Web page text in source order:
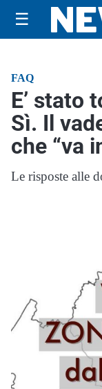
☰
FAQ
E’ stato
Sì. Il
che “va
Le risposte alle